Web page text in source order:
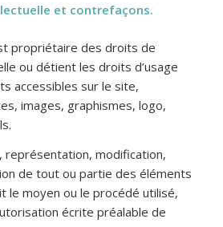
et contrefaçons.
propriétaire des droits de
ou détient les droits d’usage
accessibles sur le site,
images, graphismes, logo,
représentation, modification,
de tout ou partie des éléments
le moyen ou le procédé utilisé,
écrite préalable de